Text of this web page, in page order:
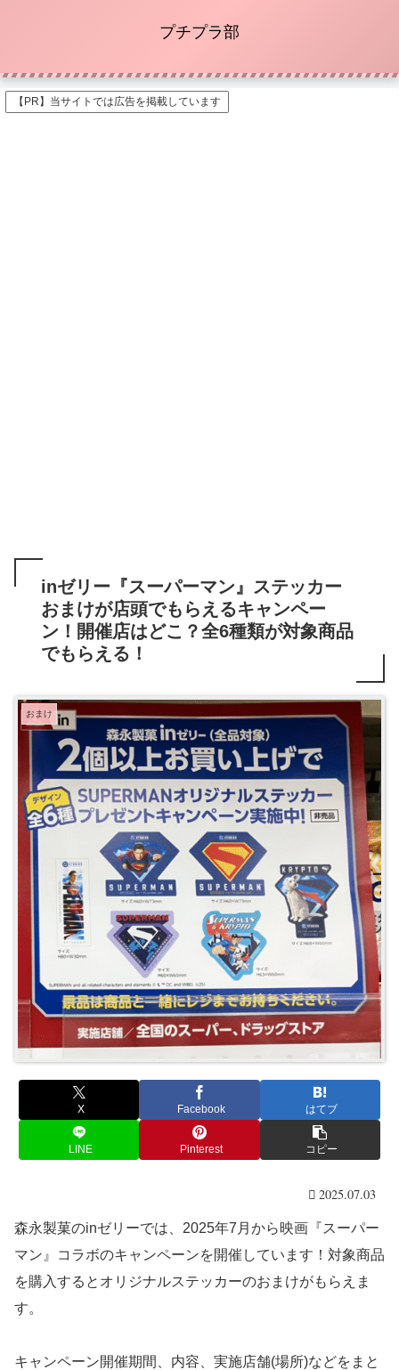
プチプラ部
【PR】当サイトでは広告を掲載しています
inゼリー『スーパーマン』ステッカー
おまけが店頭でもらえるキャンペー
ン！開催店はどこ？全6種類が対象商品
でもらえる！
おまけ
X Facebook はてブ
LINE Pinterest コピー
2025.07.03
森永製菓のinゼリーでは、2025年7月から映画『スーパー
マン』コラボのキャンペーンを開催しています！対象商品
を購入するとオリジナルステッカーのおまけがもらえま
す。
キャンペーン開催期間、内容、実施店舗(場所)などをまと